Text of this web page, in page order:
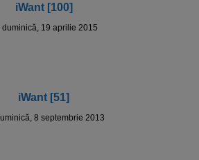
iWant [100]
duminică, 19 aprilie 2015
iWant [51]
8 septembrie 2013